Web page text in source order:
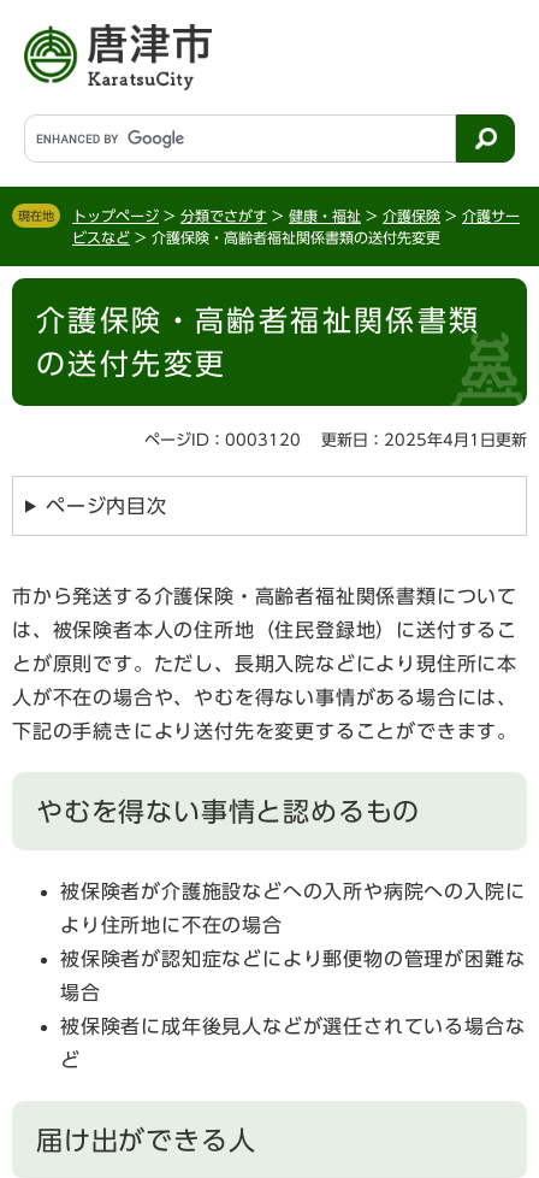
す
。
し
て
文
へ
G
o
g
l
カ
タ
ム
索
現在地 トップページ > 分類でさがす > 健康・福祉 > 介護保険 > 介護サー
ビスなど > 介護保険・高齢者福祉関係書類の送付先変更
本
介護保険・高齢者福祉関係書類
の送付先変更
ページID：0003120 更新日：2025年4月1日更新
ページ内目次
市から発送する介護保険・高齢者福祉関係書類について
は、被保険者本人の住所地（住民登録地）に送付するこ
とが原則です。ただし、長期入院などにより現住所に本
人が不在の場合や、やむを得ない事情がある場合には、
下記の手続きにより送付先を変更することができます。
やむを得ない事情と認めるもの
被保険者が介護施設などへの入所や病院への入院に
より住所地に不在の場合
被保険者が認知症などにより郵便物の管理が困難な
場合
被保険者に成年後見人などが選任されている場合な
ど
届け出ができる人